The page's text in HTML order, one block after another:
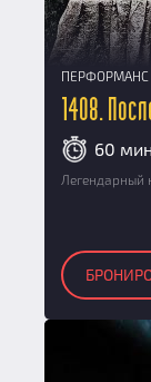
ПЕРФОРМАНС
1408.
60
Легендарный